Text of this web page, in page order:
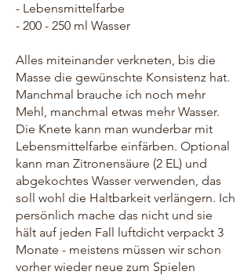
- Lebensmittelfarbe
- 200 - 250 ml Wasser
Alles miteinander verkneten, bis die
Masse die gewünschte Konsistenz hat.
Manchmal brauche ich noch mehr
Mehl, manchmal etwas mehr Wasser.
Die Knete kann man wunderbar mit
Lebensmittelfarbe einfärben. Optional
kann man Zitronensäure (2 EL) und
abgekochtes Wasser verwenden, das
soll wohl die Haltbarkeit verlängern. Ich
persönlich mache das nicht und sie
hält auf jeden Fall luftdicht verpackt 3
Monate - meistens müssen wir schon
vorher wieder neue zum Spielen